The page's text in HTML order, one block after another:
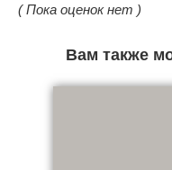
( Пока оценок нет )
Вам также